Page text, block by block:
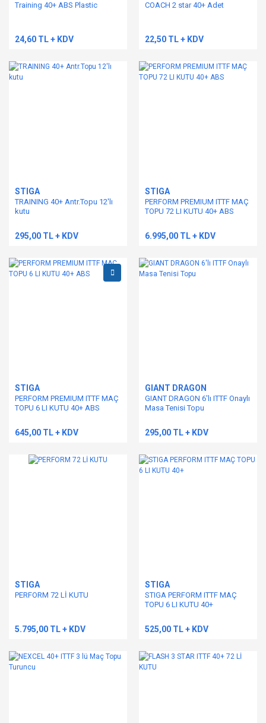
Training 40+ ABS Plastic
24,60 TL + KDV
COACH 2 star 40+ Adet
22,50 TL + KDV
STIGA
TRAINING 40+ Antr.Topu 12'lı
kutu
295,00 TL + KDV
STIGA
PERFORM PREMIUM ITTF MAÇ
TOPU 72 LI KUTU 40+ ABS
6.995,00 TL + KDV
STIGA
PERFORM PREMIUM ITTF MAÇ
TOPU 6 LI KUTU 40+ ABS
645,00 TL + KDV
GIANT DRAGON
GIANT DRAGON 6'lı ITTF Onaylı
Masa Tenisi Topu
295,00 TL + KDV
STIGA
PERFORM 72 Lİ KUTU
5.795,00 TL + KDV
STIGA
STIGA PERFORM ITTF MAÇ
TOPU 6 LI KUTU 40+
525,00 TL + KDV